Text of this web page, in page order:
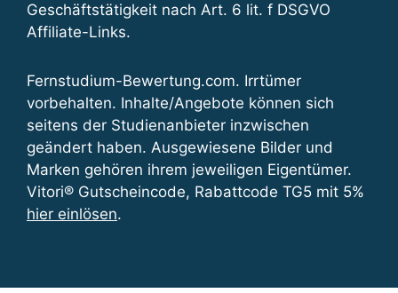
Geschäftstätigkeit nach Art. 6 lit. f DSGVO
Affiliate-Links.
Fernstudium-Bewertung.com. Irrtümer
vorbehalten. Inhalte/Angebote können sich
seitens der Studienanbieter inzwischen
geändert haben. Ausgewiesene Bilder und
Marken gehören ihrem jeweiligen Eigentümer.
Vitori® Gutscheincode, Rabattcode TG5 mit 5%
hier einlösen.